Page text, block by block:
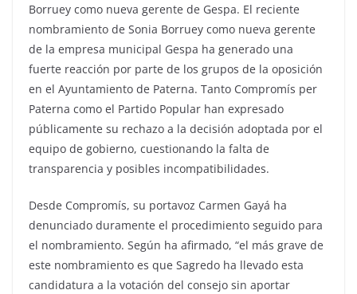
Borruey como nueva gerente de Gespa. El reciente
nombramiento de Sonia Borruey como nueva gerente
de la empresa municipal Gespa ha generado una
fuerte reacción por parte de los grupos de la oposición
en el Ayuntamiento de Paterna. Tanto Compromís per
Paterna como el Partido Popular han expresado
públicamente su rechazo a la decisión adoptada por el
equipo de gobierno, cuestionando la falta de
transparencia y posibles incompatibilidades.
Desde Compromís, su portavoz Carmen Gayá ha
denunciado duramente el procedimiento seguido para
el nombramiento. Según ha afirmado, “el más grave de
este nombramiento es que Sagredo ha llevado esta
candidatura a la votación del consejo sin aportar